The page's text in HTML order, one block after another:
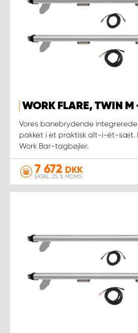
WORK FLARE, TWIN M
Vores banebrydende
pakket i et praktisk alt-i-ét-sæt.
Work Bar-tagbøjler.
7 672 DKK
EKSKL. 25 % MOMS